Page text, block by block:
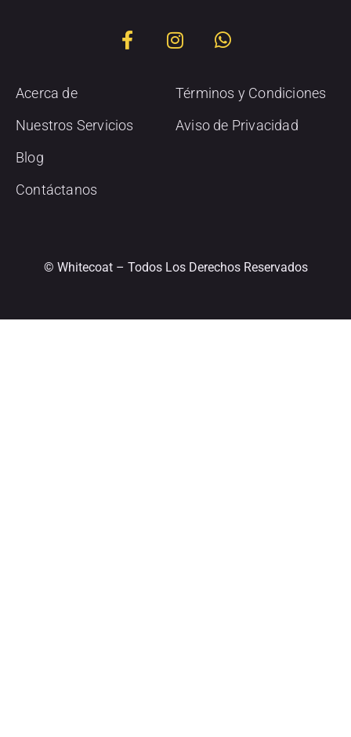
Acerca de
Nuestros Servicios
Blog
Contáctanos
Términos y Condiciones
Aviso de Privacidad
© Whitecoat – Todos Los Derechos Reservados